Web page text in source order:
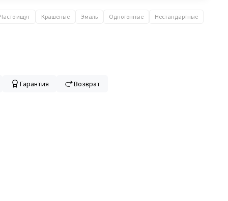
Часто ищут Крашеные Эмаль Однотонные
Нестандартные
Гарантия Возврат